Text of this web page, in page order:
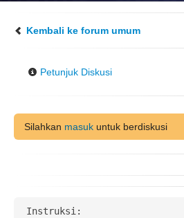
Kembali ke forum umum
Petunjuk Diskusi
Silahkan masuk untuk berdiskusi